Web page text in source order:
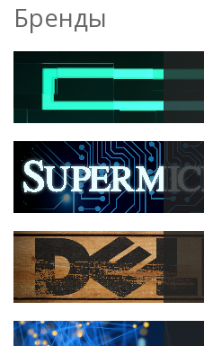
Бренды